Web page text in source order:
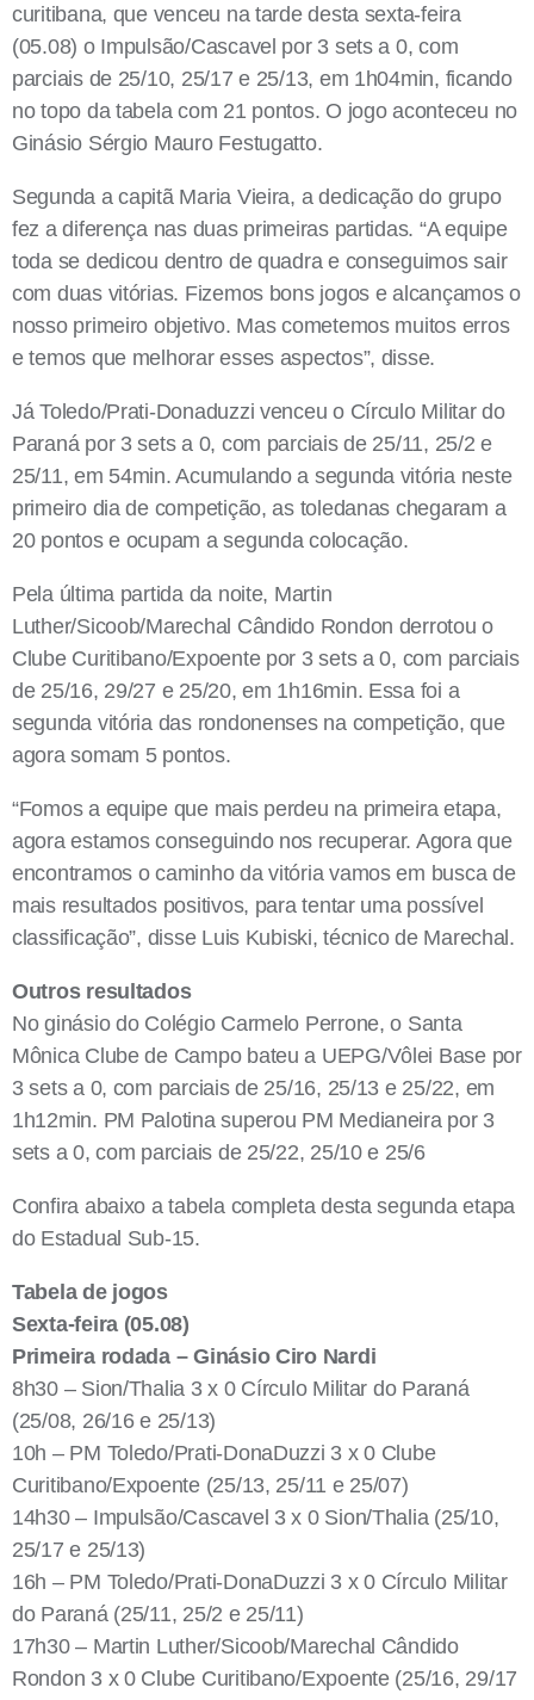
curitibana, que venceu na tarde desta sexta-feira
(05.08) o Impulsão/Cascavel por 3 sets a 0, com
parciais de 25/10, 25/17 e 25/13, em 1h04min, ficando
no topo da tabela com 21 pontos. O jogo aconteceu no
Ginásio Sérgio Mauro Festugatto.
Segunda a capitã Maria Vieira, a dedicação do grupo
fez a diferença nas duas primeiras partidas. “A equipe
toda se dedicou dentro de quadra e conseguimos sair
com duas vitórias. Fizemos bons jogos e alcançamos o
nosso primeiro objetivo. Mas cometemos muitos erros
e temos que melhorar esses aspectos”, disse.
Já Toledo/Prati-Donaduzzi venceu o Círculo Militar do
Paraná por 3 sets a 0, com parciais de 25/11, 25/2 e
25/11, em 54min. Acumulando a segunda vitória neste
primeiro dia de competição, as toledanas chegaram a
20 pontos e ocupam a segunda colocação.
Pela última partida da noite, Martin
Luther/Sicoob/Marechal Cândido Rondon derrotou o
Clube Curitibano/Expoente por 3 sets a 0, com parciais
de 25/16, 29/27 e 25/20, em 1h16min. Essa foi a
segunda vitória das rondonenses na competição, que
agora somam 5 pontos.
“Fomos a equipe que mais perdeu na primeira etapa,
agora estamos conseguindo nos recuperar. Agora que
encontramos o caminho da vitória vamos em busca de
mais resultados positivos, para tentar uma possível
classificação”, disse Luis Kubiski, técnico de Marechal.
Outros resultados
No ginásio do Colégio Carmelo Perrone, o Santa
Mônica Clube de Campo bateu a UEPG/Vôlei Base por
3 sets a 0, com parciais de 25/16, 25/13 e 25/22, em
1h12min. PM Palotina superou PM Medianeira por 3
sets a 0, com parciais de 25/22, 25/10 e 25/6
Confira abaixo a tabela completa desta segunda etapa
do Estadual Sub-15.
Tabela de jogos
Sexta-feira (05.08)
Primeira rodada– Ginásio Ciro Nardi
8h30 – Sion/Thalia 3 x 0 Círculo Militar do Paraná
(25/08, 26/16 e 25/13)
10h – PM Toledo/Prati-DonaDuzzi 3 x 0 Clube
Curitibano/Expoente (25/13, 25/11 e 25/07)
14h30 – Impulsão/Cascavel 3 x 0 Sion/Thalia (25/10,
25/17 e 25/13)
16h – PM Toledo/Prati-DonaDuzzi 3 x 0 Círculo Militar
do Paraná (25/11, 25/2 e 25/11)
17h30 – Martin Luther/Sicoob/Marechal Cândido
Rondon 3 x 0 Clube Curitibano/Expoente (25/16, 29/17